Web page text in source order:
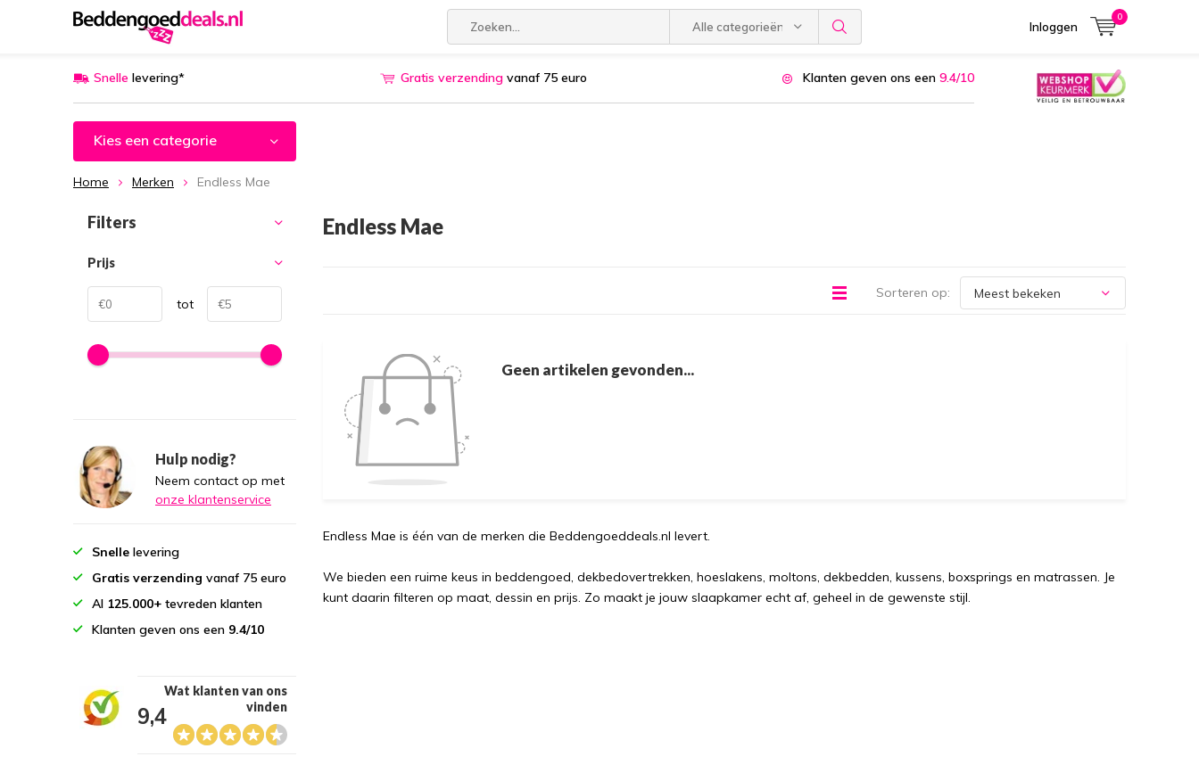
Alle categorieën Inloggen
0
Snelle levering* Gratis verzending vanaf 75 euro Klanten geven ons een 9.4/10
Kies een categorie
Home Merken Endless Mae
Endless Mae
Sorteren op:
Geen artikelen gevonden...
Endless Mae is één van de merken die Beddengoeddeals.nl levert.
We bieden een ruime keus in beddengoed, dekbedovertrekken, hoeslakens, moltons, dekbedden, kussens, boxsprings en matrassen. Je
kunt daarin filteren op maat, dessin en prijs. Zo maakt je jouw slaapkamer echt af, geheel in de gewenste stijl.
Filters
Prijs
tot
Hulp nodig?
Neem contact op met
onze klantenservice
Snelle levering
Gratis verzending vanaf 75 euro
Al 125.000+ tevreden klanten
Klanten geven ons een 9.4/10
9,4
Wat klanten van ons
vinden